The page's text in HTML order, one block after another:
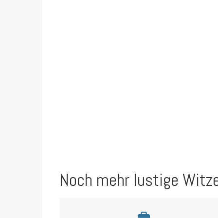
Noch mehr lustige